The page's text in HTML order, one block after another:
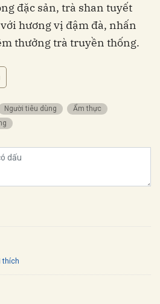
đặc sản, trà shan tuyết
hương vị đậm đà, nhấn
thưởng trà truyền thống.
người tiêu dùng
ẩm thực
thích